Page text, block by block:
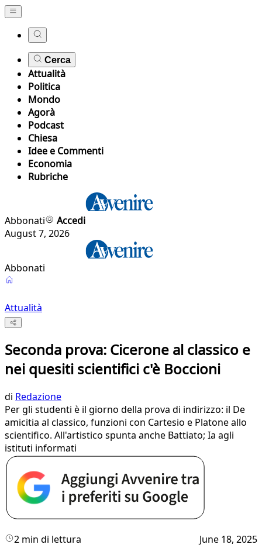
Cerca
Attualità
Politica
Mondo
Agorà
Podcast
Chiesa
Idee e Commenti
Economia
Rubriche
Abbonati
Accedi
August 7, 2026
Abbonati
Attualità
Seconda prova: Cicerone al classico e
nei quesiti scientifici c'è Boccioni
di Redazione
Per gli studenti è il giorno della prova di indirizzo: il De
amicitia al classico, funzioni con Cartesio e Platone allo
scientifico. All'artistico spunta anche Battiato; Ia agli
istituti informati
2 min di lettura June 18, 2025